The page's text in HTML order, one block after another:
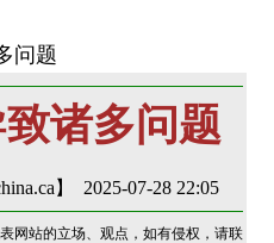
问题
诸多问题
】 2025-07-28 22:05
网站的立场、观点，如有侵权，请联